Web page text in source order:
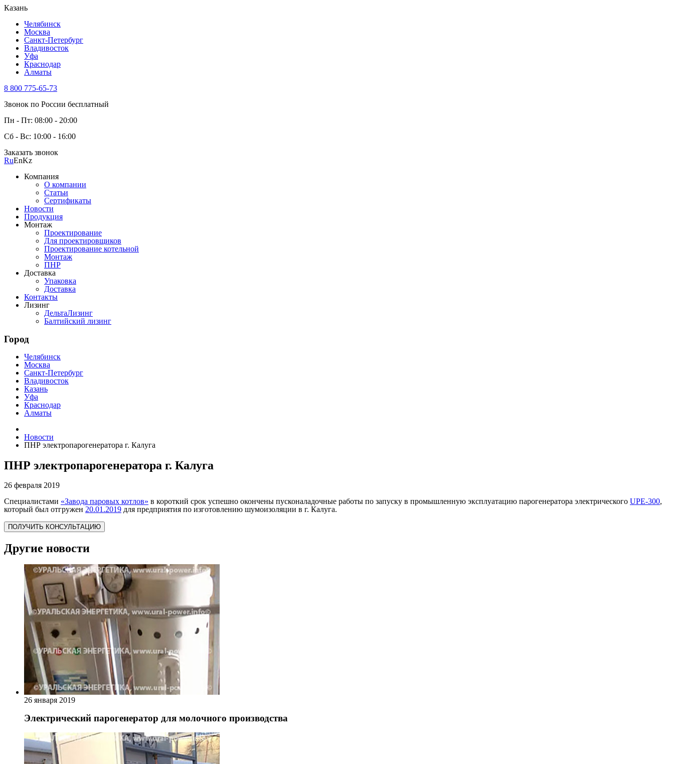
Казань
Челябинск
Москва
Санкт-Петербург
Владивосток
Уфа
Краснодар
Алматы
8 800 775-65-73
Звонок по России бесплатный
Пн - Пт: 08:00 - 20:00
Сб - Вс: 10:00 - 16:00
Заказать звонок
RuEnKz
Компания
О компании
Статьи
Сертификаты
Новости
Продукция
Монтаж
Проектирование
Для проектировщиков
Проектирование котельной
Монтаж
ПНР
Доставка
Упаковка
Доставка
Контакты
Лизинг
ДельтаЛизинг
Балтийский лизинг
Город
Челябинск
Москва
Санкт-Петербург
Владивосток
Казань
Уфа
Краснодар
Алматы
Новости
ПНР электропарогенератора г. Калуга
ПНР электропарогенератора г. Калуга
26 февраля 2019
Специалистами «Завода паровых котлов» в короткий срок успешно окончены пусконаладочные работы по запуску в промышленную эксплуатацию парогенератора электрического UPE-300,
который был отгружен 20.01.2019 для предприятия по изготовлению шумоизоляции в г. Калуга.
ПОЛУЧИТЬ КОНСУЛЬТАЦИЮ
Другие новости
26 января 2019
Электрический парогенератор для молочного производства